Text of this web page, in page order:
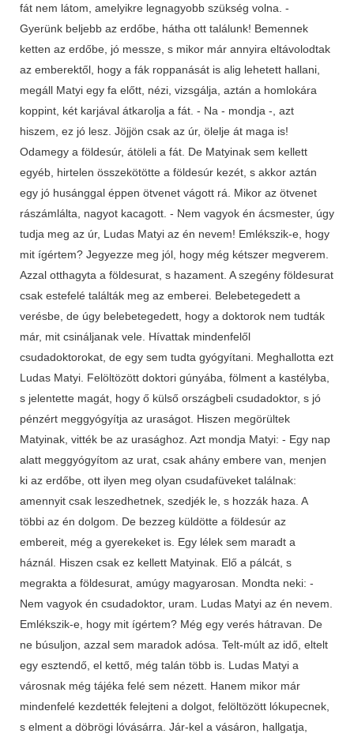
fát nem látom, amelyikre legnagyobb szükség volna. -
Gyerünk beljebb az erdőbe, hátha ott találunk! Bemennek
ketten az erdőbe, jó messze, s mikor már annyira eltávolodtak
az emberektől, hogy a fák roppanását is alig lehetett hallani,
megáll Matyi egy fa előtt, nézi, vizsgálja, aztán a homlokára
koppint, két karjával átkarolja a fát. - Na - mondja -, azt
hiszem, ez jó lesz. Jöjjön csak az úr, ölelje át maga is!
Odamegy a földesúr, átöleli a fát. De Matyinak sem kellett
egyéb, hirtelen összekötötte a földesúr kezét, s akkor aztán
egy jó husánggal éppen ötvenet vágott rá. Mikor az ötvenet
rászámlálta, nagyot kacagott. - Nem vagyok én ácsmester, úgy
tudja meg az úr, Ludas Matyi az én nevem! Emlékszik-e, hogy
mit ígértem? Jegyezze meg jól, hogy még kétszer megverem.
Azzal otthagyta a földesurat, s hazament. A szegény földesurat
csak estefelé találták meg az emberei. Belebetegedett a
verésbe, de úgy belebetegedett, hogy a doktorok nem tudták
már, mit csináljanak vele. Hívattak mindenfelől
csudadoktorokat, de egy sem tudta gyógyítani. Meghallotta ezt
Ludas Matyi. Felöltözött doktori gúnyába, fölment a kastélyba,
s jelentette magát, hogy ő külső országbeli csudadoktor, s jó
pénzért meggyógyítja az uraságot. Hiszen megörültek
Matyinak, vitték be az urasághoz. Azt mondja Matyi: - Egy nap
alatt meggyógyítom az urat, csak ahány embere van, menjen
ki az erdőbe, ott ilyen meg olyan csudafüveket találnak:
amennyit csak leszedhetnek, szedjék le, s hozzák haza. A
többi az én dolgom. De bezzeg küldötte a földesúr az
embereit, még a gyerekeket is. Egy lélek sem maradt a
háznál. Hiszen csak ez kellett Matyinak. Elő a pálcát, s
megrakta a földesurat, amúgy magyarosan. Mondta neki: -
Nem vagyok én csudadoktor, uram. Ludas Matyi az én nevem.
Emlékszik-e, hogy mit ígértem? Még egy verés hátravan. De
ne búsuljon, azzal sem maradok adósa. Telt-múlt az idő, eltelt
egy esztendő, el kettő, még talán több is. Ludas Matyi a
városnak még tájéka felé sem nézett. Hanem mikor már
mindenfelé kezdették felejteni a dolgot, felöltözött lókupecnek,
s elment a döbrögi lóvásárra. Jár-kel a vásáron, hallgatja,